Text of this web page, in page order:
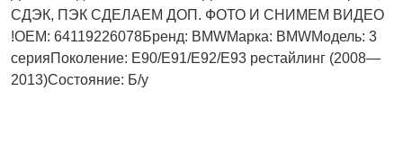
СДЭК, ПЭК СДЕЛАЕМ ДОП. ФОТО И СНИМЕМ ВИДЕО
!OEM: 64119226078Бренд: BMWМарка: BMWМодель: 3
серияПоколение: E90/E91/E92/E93 рестайлинг (2008—
2013)Состояние: Б/у